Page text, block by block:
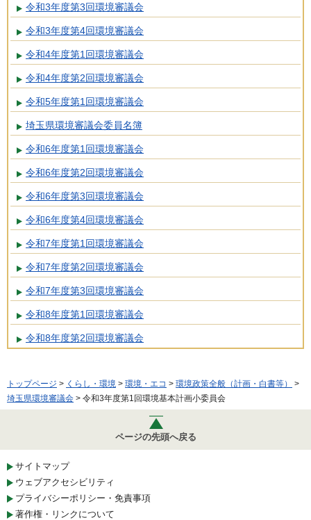
令和3年度第3回環境審議会
令和3年度第4回環境審議会
令和4年度第1回環境審議会
令和4年度第2回環境審議会
令和5年度第1回環境審議会
埼玉県環境審議会委員名簿
令和6年度第1回環境審議会
令和6年度第2回環境審議会
令和6年度第3回環境審議会
令和6年度第4回環境審議会
令和7年度第1回環境審議会
令和7年度第2回環境審議会
令和7年度第3回環境審議会
令和8年度第1回環境審議会
令和8年度第2回環境審議会
トップページ > くらし・環境 > 環境・エコ > 環境政策全般（計画・白書等）
>
埼玉県環境審議会 > 令和3年度第1回環境基本計画小委員会
ページの先頭へ戻る
サイトマップ
ウェブアクセシビリティ
プライバシーポリシー・免責事項
著作権・リンクについて